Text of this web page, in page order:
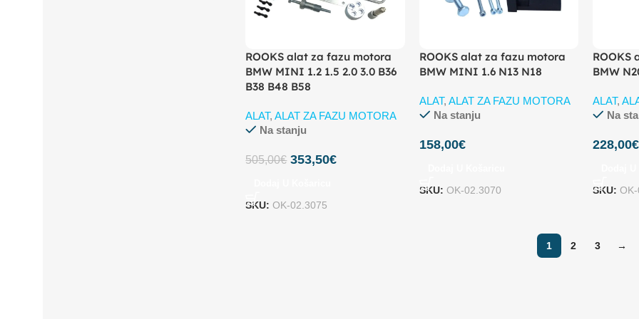
ROOKS alat za fazu motora
BMW MINI 1.2 1.5 2.0 3.0 B36
B38 B48 B58
ALAT,ALAT ZA FAZU MOTORA
Na stanju
505,00€ 353,50€
SKU:OK-02.3075
ROOKS alat za fazu motora
BMW MINI 1.6 N13 N18
ALAT, ALAT ZA FAZU MOTORA
Na stanju
158,00€
SKU: OK-02.3070
ROOKS
BMW
ALAT,
Na
228,00€
SKU:
1 2 3 →